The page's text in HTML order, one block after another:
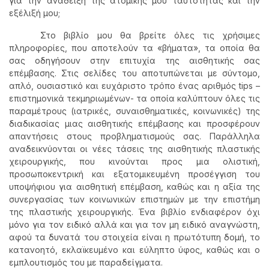
εξέλιξή μου;
Στο βιβλίο μου θα βρείτε όλες τις χρήσιμες
πληροφορίες, που αποτελούν τα «βήματα», τα οποία θα
σας οδηγήσουν στην επιτυχία της αισθητικής σας
επέμβασης. Στις σελίδες του αποτυπώνεται με σύντομο,
απλό, ουσιαστικό και ευχάριστο τρόπο ένας αριθμός tips –
επιστημονικά τεκμηριωμένων- τα οποία καλύπτουν όλες τις
παραμέτρους (ιατρικές, συναισθηματικές, κοινωνικές) της
διαδικασίας μιας αισθητικής επέμβασης και προσφέρουν
απαντήσεις στους προβληματισμούς σας. Παράλληλα
αναδεικνύονται οι νέες τάσεις της αισθητικής πλαστικής
χειρουργικής, που κινούνται προς μια ολιστική,
προσωποκεντρική και εξατομικευμένη προσέγγιση του
υποψήφιου για αισθητική επέμβαση, καθώς και η αξία της
συνεργασίας των κοινωνικών επιστημών με την επιστήμη
της πλαστικής χειρουργικής. Ένα βιβλίο ενδιαφέρον όχι
μόνο για τον ειδικό αλλά και για τον μη ειδικό αναγνώστη,
αφού τα δυνατά του στοιχεία είναι η πρωτότυπη δομή, το
κατανοητό, εκλαϊκευμένο και εύληπτο ύφος, καθώς και ο
εμπλουτισμός του με παραδείγματα.